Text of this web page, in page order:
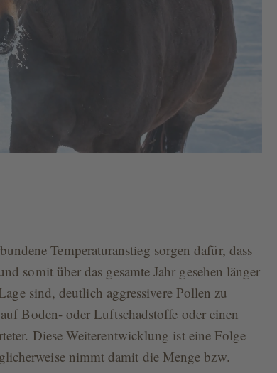
Temperaturanstieg sorgen dafür, dass
somit über das gesamte Jahr gesehen länger
sind, deutlich aggressivere Pollen zu
Boden- oder Luftschadstoffe oder einen
Diese Weiterentwicklung ist eine Folge
nimmt damit die Menge bzw.